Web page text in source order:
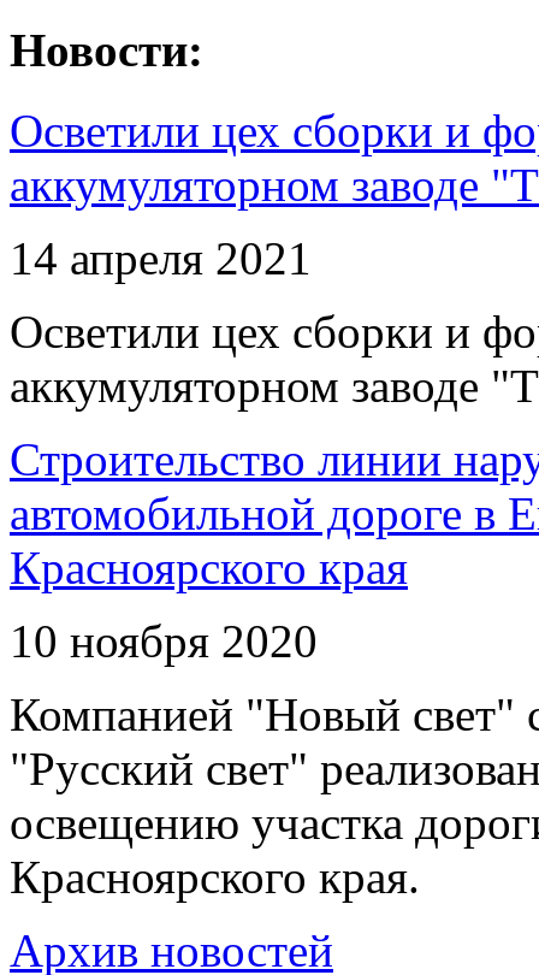
Новости:
Осветили цех сборки и
аккумуляторном заводе
14 апреля 2021
Осветили цех сборки и
аккумуляторном заводе
Строительство линии
автомобильной дороге в
Красноярского края
10 ноября 2020
Компанией "Новый свет"
"Русский свет"
освещению участка
Красноярского края.
Архив новостей